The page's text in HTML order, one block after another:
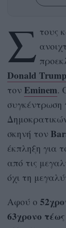
Σ τους
Donald Trump
τον Eminem.
συγκέντρωση
σκηνή τον
έκπληξη για
από τις
όχι τη
Αφού ο
63χρονο